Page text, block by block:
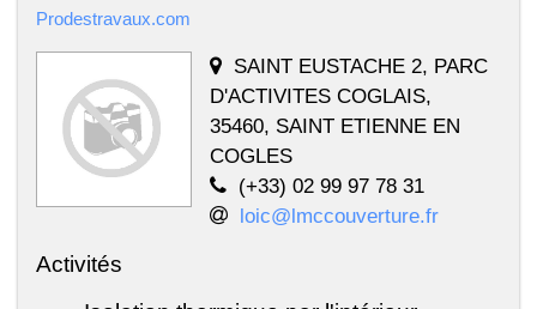
Prodestravaux.com
SAINT EUSTACHE 2, PARC
D'ACTIVITES COGLAIS,
35460, SAINT ETIENNE EN
COGLES
(+33) 02 99 97 78 31
loic@lmccouverture.fr
Activités